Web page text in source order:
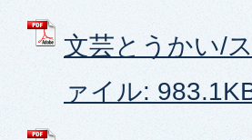
文芸とうかい/
ァイル: